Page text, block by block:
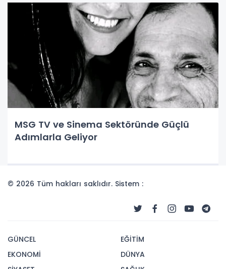
MSG TV ve Sinema Sektöründe Güçlü
Adımlarla Geliyor
© 2026 Tüm hakları saklıdır. Sistem :
GÜNCEL
EKONOMİ
EĞİTİM
DÜNYA